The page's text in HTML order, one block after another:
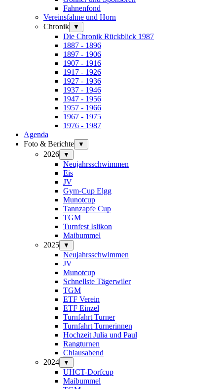
Fahnenfond
Vereinsfahne und Horn
Chronik
▼
Die Chronik Rückblick 1987
1887 - 1896
1897 - 1906
1907 - 1916
1917 - 1926
1927 - 1936
1937 - 1946
1947 - 1956
1957 - 1966
1967 - 1975
1976 - 1987
Agenda
Foto & Berichte
▼
2026 ▼
Neujahrsschwimmen
Eis
JV
Gym-Cup Elgg
Munotcup
Tannzapfe Cup
TGM
Turnfest Islikon
Maibummel
2025
▼
Neujahrsschwimmen
JV
Munotcup
Schnellste Tägerwiler
TGM
ETF Verein
ETF Einzel
Turnfahrt Turner
Turnfahrt Turnerinnen
Hochzeit Julia und Paul
Rangturnen
Chlausabend
2024
▼
UHCT-Dorfcup
Maibummel